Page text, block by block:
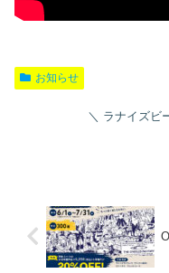
お知らせ
ラナイズビ